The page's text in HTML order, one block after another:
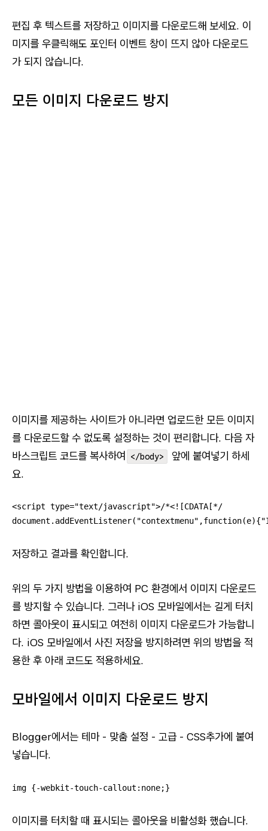
편집 후 텍스트를 저장하고 이미지를 다운로드해 보세요. 이
미지를 우클릭해도 포인터 이벤트 창이 뜨지 않아 다운로드
가 되지 않습니다.
모든 이미지 다운로드 방지
이미지를 제공하는 사이트가 아니라면 업로드한 모든 이미지
를 다운로드할 수 없도록 설정하는 것이 편리합니다. 다음 자
바스크립트 코드를 복사하여 </body>
앞에 붙여넣기 하세
요.
<script type="text/javascript">/*<![CDATA[*/
저장하고 결과를 확인합니다.
위의 두 가지 방법을 이용하여 PC 환경에서 이미지 다운로드
를 방지할 수 있습니다. 그러나 iOS 모바일에서는 길게 터치
하면 콜아웃이 표시되고 여전히 이미지 다운로드가 가능합니
다. iOS 모바일에서 사진 저장을 방지하려면 위의 방법을 적
용한 후 아래 코드도 적용하세요.
모바일에서 이미지 다운로드 방지
Blogger에서는 테마 - 맞춤 설정 - 고급 - CSS추가에 붙여
넣습니다.
img {-webkit-touch-callout:none;}
이미지를 터치할 때 표시되는 콜아웃을 비활성화 했습니다.